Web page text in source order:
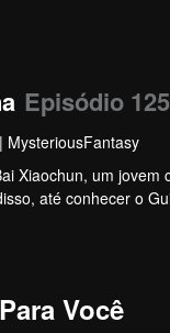
Episódio 125
| MysteriousFantasy
Xiaochun, um
até conhecer o
assistir para
Você